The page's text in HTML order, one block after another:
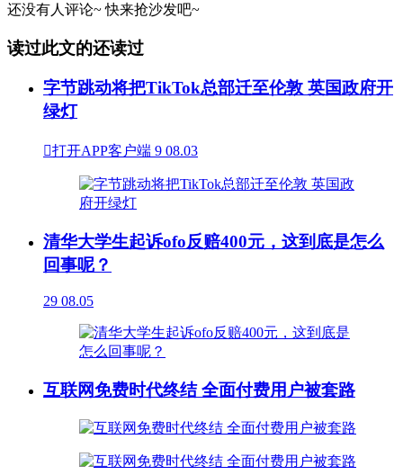
还没有人评论~ 快来抢沙发吧~
读过此文的还读过
字节跳动将把TikTok总部迁至伦敦 英国政府开
绿灯
打开APP客户端 9 08.03
清华大学生起诉ofo反赔400元，这到底是怎么
回事呢？
29 08.05
互联网免费时代终结 全面付费用户被套路